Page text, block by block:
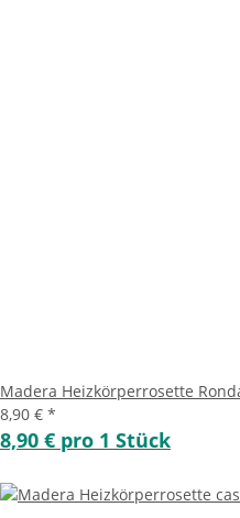
Madera Heizkörperrosette
8,90 € *
8,90 € pro 1 Stück